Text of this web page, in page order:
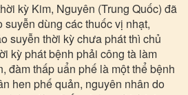
kỳ Kim, Nguyên (Trung Quốc) đã
suyễn dùng các thuốc vị nhạt,
suyễn thời kỳ chưa phát thì chủ
kỳ phát bệnh phải công tà làm
đàm thấp uẩn phế là một thể bệnh
hen phế quản, nguyên nhân do